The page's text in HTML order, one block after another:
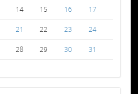
14 15 16 17
21 22 23 24
28 29 30 31